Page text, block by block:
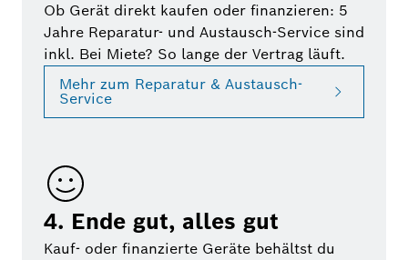
Ob Gerät direkt kaufen oder finanzieren: 5
Jahre Reparatur- und Austausch-Service sind
inkl. Bei Miete? So lange der Vertrag läuft.
Mehr zum Reparatur & Austausch-
Service
4. Ende gut, alles gut
Kauf- oder finanzierte Geräte behältst du